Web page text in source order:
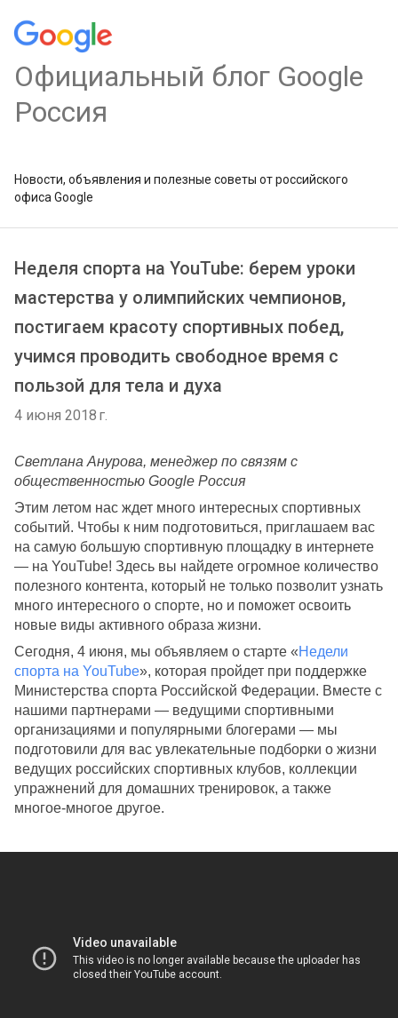
Официальный блог Google
Россия
Новости, объявления и полезные советы от российского
офиса Google
Неделя спорта на YouTube: берем уроки
мастерства у олимпийских чемпионов,
постигаем красоту спортивных побед,
учимся проводить свободное время с
пользой для тела и духа
4 июня 2018 г.
Светлана Анурова, менеджер по связям с
общественностью Google Россия
Этим летом нас ждет много интересных спортивных
событий. Чтобы к ним подготовиться, приглашаем вас
на самую большую спортивную площадку в интернете
— на YouTube! Здесь вы найдете огромное количество
полезного контента, который не только позволит узнать
много интересного о спорте, но и поможет освоить
новые виды активного образа жизни.
Сегодня, 4 июня, мы объявляем о старте «Недели
спорта на YouTube», которая пройдет при поддержке
Министерства спорта Российской Федерации. Вместе с
нашими партнерами — ведущими спортивными
организациями и популярными блогерами — мы
подготовили для вас увлекательные подборки о жизни
ведущих российских спортивных клубов, коллекции
упражнений для домашних тренировок, а также
многое-многое другое.